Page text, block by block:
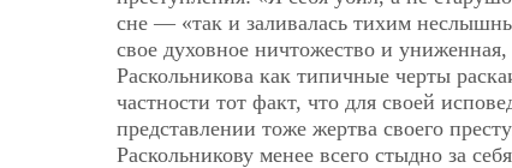
сне — «так и заливалась тихим
свое духовное ничтожество и
Раскольникова как типичные черты
частности тот факт, что для своей
представлении тоже жертва своего
Раскольникову менее всего стыдно за